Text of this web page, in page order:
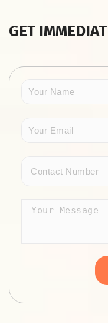
GET